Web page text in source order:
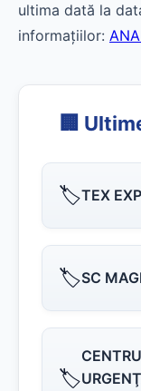
ultima dată la
informațiilor:
🏢
🏷️TEX
🏷️SC
🏷️